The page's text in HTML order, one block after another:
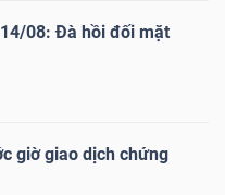
08: Đà hồi đối mặt
giờ giao dịch chứng